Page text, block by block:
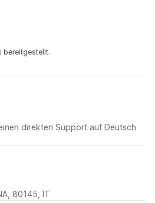
bereitgestellt.
direkten Support auf Deutsch
80145, IT